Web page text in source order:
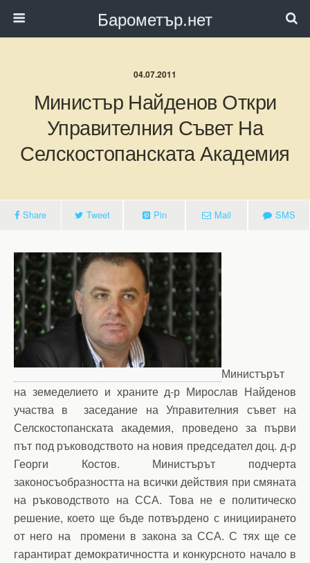
Барометър.нет
04.07.2011
Министър Найденов Откри
Управителния Съвет На
Селскостопанската Академия
Share Tweet Pin Mail SMS
Министърът
на земеделието и храните д-р Мирослав Найденов
участва в заседание на Управителния съвет на
Селскостопанската академия, проведено за първи
път под ръководството на новия председател доц. д-р
Георги Костов. Министърът подчерта
законосъобразността на всички действия при смяната
на ръководството на ССА. Това не е политическо
решение, което ще бъде потвърдено с инициирането
от него на промени в закона за ССА. С тях ще се
гарантират демократичността и конкурсното начало в